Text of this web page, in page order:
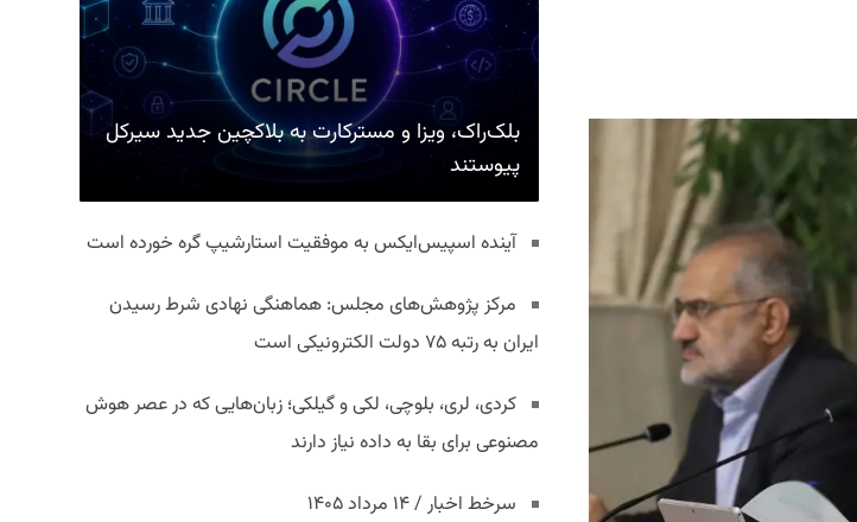
بلک‌راک، ویزا و مسترکارت به بلاکچین جدید سیرکل
پیوستند
آینده اسپیس‌ایکس به موفقیت استارشیپ گره خورده است
مرکز پژوهش‌های مجلس: هماهنگی نهادی شرط رسیدن
ایران به رتبه ۷۵ دولت الکترونیکی است
کردی، لری، بلوچی، لکی و گیلکی؛ زبان‌هایی که در عصر هوش
مصنوعی برای بقا به داده نیاز دارند
سرخط اخبار / ۱۴ مرداد ۱۴۰۵